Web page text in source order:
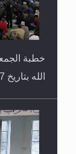
خطبة
الله بتاريخ 17-07-2026